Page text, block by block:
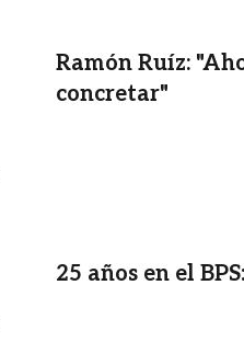
Ramón Ruíz:
concretar"
25 años en el